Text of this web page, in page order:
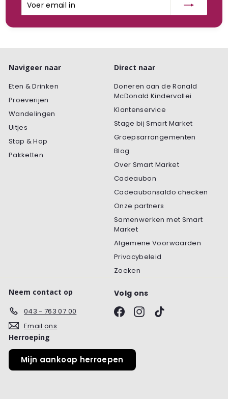
Navigeer naar
Eten & Drinken
Proeverijen
Wandelingen
Uitjes
Stap & Hap
Pakketten
Direct naar
Doneren aan de Ronald
McDonald Kindervallei
Klantenservice
Stage bij Smart Market
Groepsarrangementen
Blog
Over Smart Market
Cadeaubon
Cadeaubonsaldo checken
Onze partners
Samenwerken met Smart
Market
Algemene Voorwaarden
Privacybeleid
Zoeken
Neem contact op
043 - 763 07 00
Email ons
Volg ons
FacebookInstagram
TikTok
Herroeping
Mijn aankoop herroepen